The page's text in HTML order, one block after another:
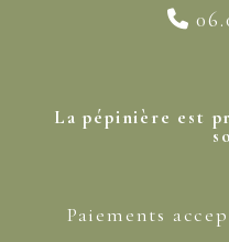

La pépinière est
Paiements